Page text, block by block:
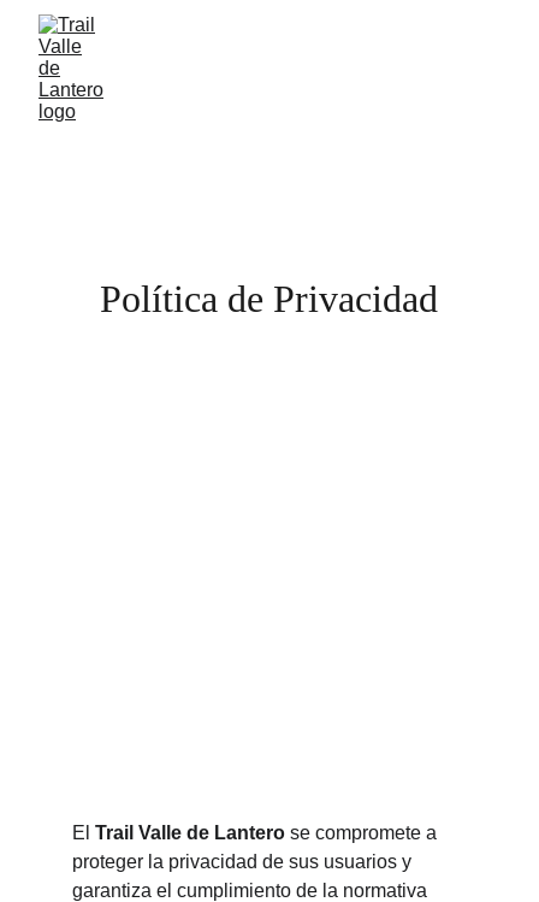
Política de Privacidad
El Trail Valle de Lantero se compromete a
proteger la privacidad de sus usuarios y
garantiza el cumplimiento de la normativa